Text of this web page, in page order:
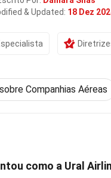
& Updated: 18 Dez
Companhias Aéreas
como a Ural